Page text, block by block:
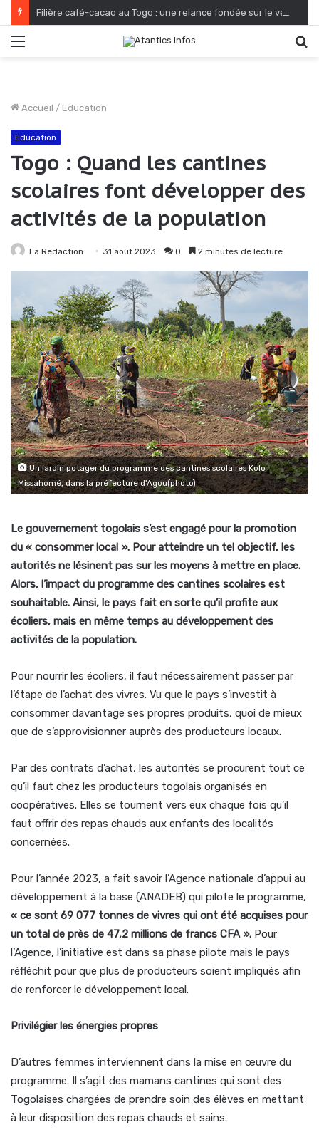
Filière café-cacao au Togo : une relance fondée sur le verdissement et la qualité
Accueil / Education
Education
Togo : Quand les cantines
scolaires font développer des
activités de la population
La Redaction 31 août 2023 0 2 minutes de lecture
Un jardin potager du programme des cantines scolaires Kolo
Missahomé, dans la préfecture d'Agou(photo)
Le gouvernement togolais s’est engagé pour la promotion
du « consommer local ». Pour atteindre un tel objectif, les
autorités ne lésinent pas sur les moyens à mettre en place.
Alors, l’impact du programme des cantines scolaires est
souhaitable. Ainsi, le pays fait en sorte qu’il profite aux
écoliers, mais en même temps au développement des
activités de la population.
Pour nourrir les écoliers, il faut nécessairement passer par
l’étape de l’achat des vivres. Vu que le pays s’investit à
consommer davantage ses propres produits, quoi de mieux
que de s’approvisionner auprès des producteurs locaux.
Par des contrats d’achat, les autorités se procurent tout ce
qu’il faut chez les producteurs togolais organisés en
coopératives. Elles se tournent vers eux chaque fois qu’il
faut offrir des repas chauds aux enfants des localités
concernées.
Pour l’année 2023, a fait savoir l’Agence nationale d’appui au
développement à la base (ANADEB) qui pilote le programme,
« ce sont 69 077 tonnes de vivres qui ont été acquises pour
un total de près de 47,2 millions de francs CFA ». Pour
l’Agence, l’initiative est dans sa phase pilote mais le pays
réfléchit pour que plus de producteurs soient impliqués afin
de renforcer le développement local.
Privilégier les énergies propres
D’autres femmes interviennent dans la mise en œuvre du
programme. Il s’agit des mamans cantines qui sont des
Togolaises chargées de prendre soin des élèves en mettant
à leur disposition des repas chauds et sains.